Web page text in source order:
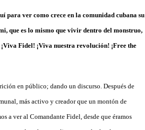
para ver como crece en la comunidad cubana su
que es lo mismo que vivir dentro del monstruo,
Fidel! ¡Viva nuestra revolución! ¡Free the
en público; dando un discurso. Después de
más activo y creador que un montón de
a ver al Comandante Fidel, desde que éramos